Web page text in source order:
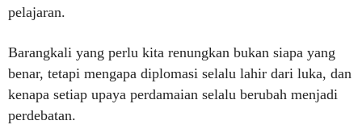
pelajaran.
Barangkali yang perlu kita renungkan bukan siapa yang
benar, tetapi mengapa diplomasi selalu lahir dari luka, dan
kenapa setiap upaya perdamaian selalu berubah menjadi
perdebatan.